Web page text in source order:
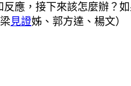
應，接下來該怎麼辦？
見證姊、郭方達、楊文）